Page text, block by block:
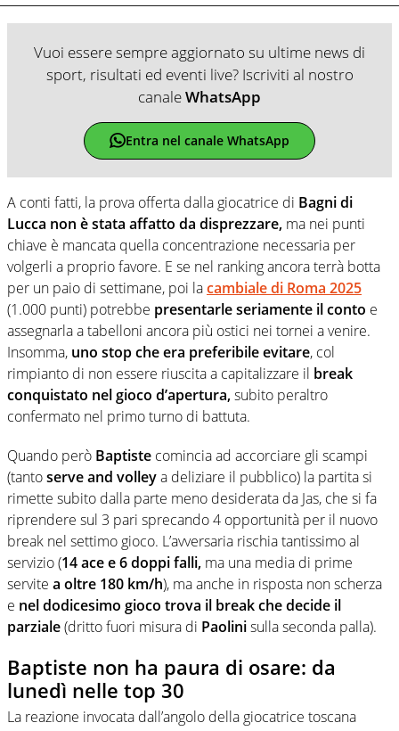
Vuoi essere sempre aggiornato su ultime news di
sport, risultati ed eventi live? Iscriviti al nostro
canaleWhatsApp
Entra nel canale WhatsApp
A conti fatti, la prova offerta dalla giocatrice di Bagni di
Lucca non è stata affatto da disprezzare, ma nei punti
chiave è mancata quella concentrazione necessaria per
volgerli a proprio favore. E se nel ranking ancora terrà botta
per un paio di settimane, poi lacambiale di Roma 2025
(1.000 punti) potrebbe presentarle seriamente il conto e
assegnarla a tabelloni ancora più ostici nei tornei a venire.
Insomma, uno stop che era preferibile evitare, col
rimpianto di non essere riuscita a capitalizzare il break
conquistato nel gioco d’apertura,subito peraltro
confermato nel primo turno di battuta.
Quando però Baptiste comincia ad accorciare gli scampi
(tantoserve and volleya deliziare il pubblico) la partita si
rimette subito dalla parte meno desiderata da Jas, che si fa
riprendere sul 3 pari sprecando 4 opportunità per il nuovo
break nel settimo gioco. L’avversaria rischia tantissimo al
servizio (14 ace e 6 doppi falli, ma una media di prime
servite a oltre 180 km/h), ma anche in risposta non scherza
e nel dodicesimo gioco trova il break che decide il
parziale(dritto fuori misura di Paolinisulla seconda palla).
Baptiste non ha paura di osare: da
lunedì nelle top 30
La reazione invocata dall’angolo della giocatrice toscana